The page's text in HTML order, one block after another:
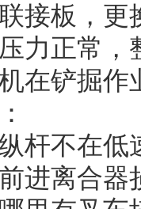
接板，更
力正常，
在铲掘
杆不在低
进离合器